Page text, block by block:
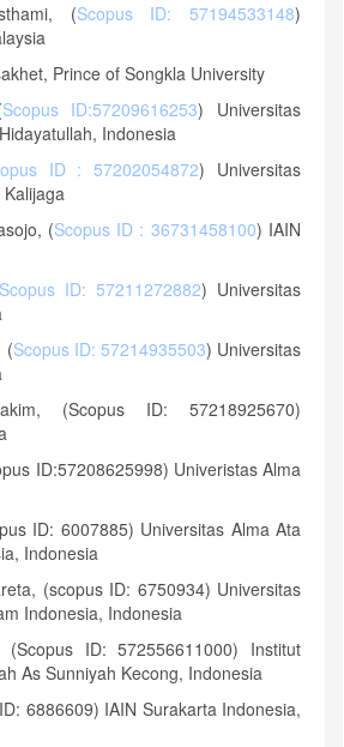
(Scopus ID: 57194533148)
Prince of Songkla University
Scopus ID:57209616253) Universitas
Indonesia
ID : 57202054872) Universitas
(Scopus ID : 36731458100) IAIN
Scopus ID: 57211272882) Universitas
(Scopus ID: 57214935503) Universitas
(Scopus ID: 57218925670)
ID:57208625998) Univeristas Alma
ID: 6007885) Universitas Alma Ata
Indonesia
(scopus ID: 6750934) Universitas
Indonesia, Indonesia
ID: 572556611000) Institut
As Sunniyah Kecong, Indonesia
6886609) IAIN Surakarta Indonesia,